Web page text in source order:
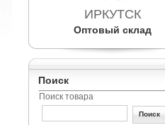
ИРКУТСК
Оптовый склад
Поиск
Поиск товара